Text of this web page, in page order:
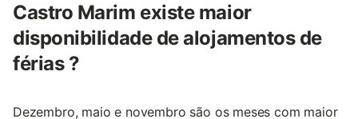
Castro Marim existe maior
disponibilidade de alojamentos de
férias ?
Dezembro, maio e novembro são os meses com maior